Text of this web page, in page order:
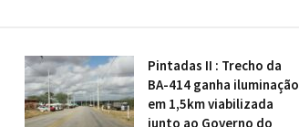
Pintadas II : Trecho da
BA-414 ganha iluminação
em 1,5km viabilizada
junto ao Governo do